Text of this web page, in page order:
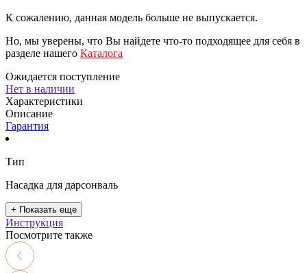
К сожалению, данная модель больше не выпускается.
Но, мы уверены, что Вы найдете что-то подходящее для себя в
разделе нашего Каталога
Ожидается поступление
Нет в наличии
Характеристики
Описание
Гарантия
Тип
Насадка для дарсонваль
+ Показать еще
Инструкция
Посмотрите также